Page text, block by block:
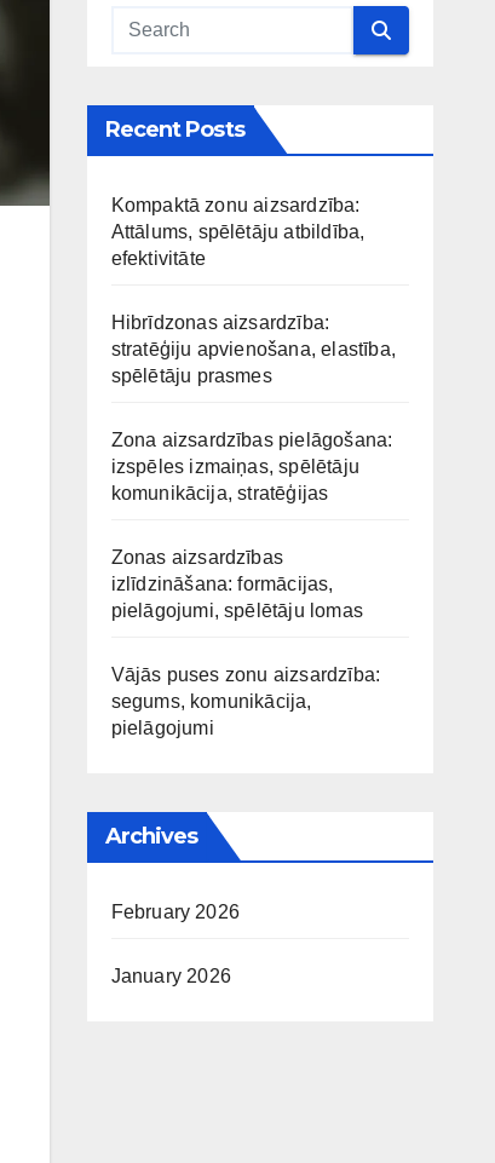
Recent Posts
Kompaktā zonu aizsardzība:
Attālums, spēlētāju atbildība,
efektivitāte
Hibrīdzonas aizsardzība:
stratēģiju apvienošana, elastība,
spēlētāju prasmes
Zona aizsardzības pielāgošana:
izspēles izmaiņas, spēlētāju
komunikācija, stratēģijas
Zonas aizsardzības
izlīdzināšana: formācijas,
pielāgojumi, spēlētāju lomas
Vājās puses zonu aizsardzība:
segums, komunikācija,
pielāgojumi
Archives
February 2026
January 2026